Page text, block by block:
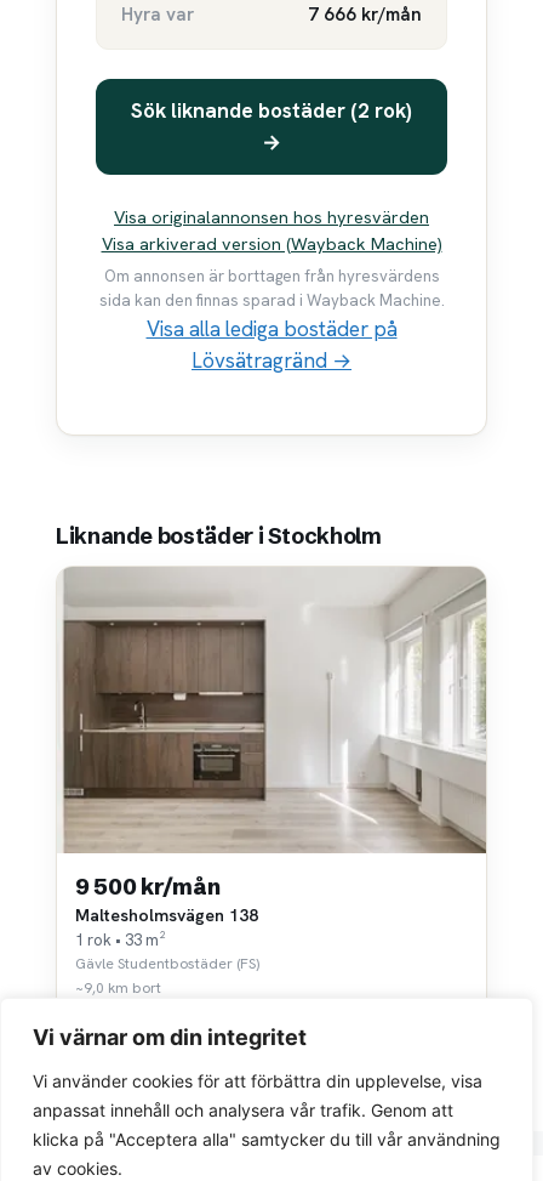
Vi värnar om din integritet
Vi använder cookies för att förbättra din upplevelse, visa
anpassat innehåll och analysera vår trafik. Genom att
klicka på "Acceptera alla" samtycker du till vår användning
av cookies.
Hyra var
7 666 kr/mån
Sök liknande bostäder (2 rok)
→
Visa originalannonsen hos hyresvärden
Visa arkiverad version (Wayback Machine)
Om annonsen är borttagen från hyresvärdens
sida kan den finnas sparad i Wayback Machine.
Visa alla lediga bostäder på
Lövsätragränd →
Liknande bostäder i Stockholm
9 500 kr/mån
Maltesholmsvägen 138
1 rok • 33 m²
Gävle Studentbostäder (FS)
~9,0 km bort